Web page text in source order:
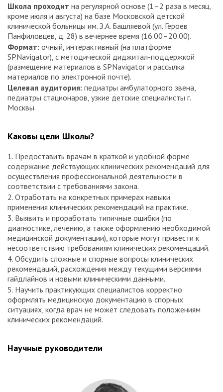
Школа проходит на регулярной основе (1–2 раза в месяц,
кроме июля и августа) на базе Московской детской
клинической больницы им. З.А. Башляевой (ул. Героев
Панфиловцев, д. 28) в вечернее время (16.00–20.00).
Формат: очный, интерактивный (на платформе
SPNavigator), с методической диджитал-поддержкой
(размещение материалов в SPNavigator и рассылка
материалов по электронной почте).
Целевая аудитория: педиатры амбулаторного звена,
педиатры стационаров, узкие детские специалисты г.
Москвы.
Каковы цели Школы?
1. Предоставить врачам в краткой и удобной форме
содержание действующих клинических рекомендаций для
осуществления профессиональной деятельности в
соответствии с требованиями закона.
2. Отработать на конкретных примерах навыки
применения клинических рекомендаций на практике.
3. Выявить и проработать типичные ошибки (по
диагностике, лечению, а также оформлению необходимой
медицинской документации), которые могут привести к
несоответствию требованиям клинических рекомендаций.
4. Обсудить сложные и спорные вопросы клинических
рекомендаций, расхождения между текущими версиями
гайдлайнов и новыми клиническими данными.
5. Научить практикующих специалистов корректно
оформлять медицинскую документацию в спорных
ситуациях, когда врач не может следовать положениям
клинических рекомендаций.
Научные руководители